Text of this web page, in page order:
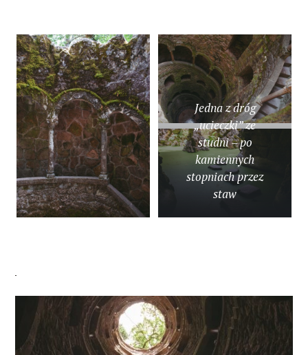
Jedna z dróg
„ucieczki” ze
studni – po
kamiennych
stopniach przez
staw